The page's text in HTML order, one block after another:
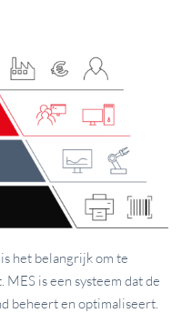
het belangrijk om te
is een systeem dat de
beheert en optimaliseert.